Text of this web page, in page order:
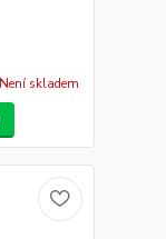
Není skladem